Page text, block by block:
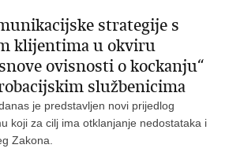
strategije s
klijentima u okviru
ovisnosti o kockanju“
službenicima
je predstavljen novi prijedlog
koji za cilj ima otklanjanje nedostataka i
Zakona.